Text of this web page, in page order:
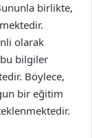
birlikte,
olarak
bilgiler
Böylece,
bir eğitim